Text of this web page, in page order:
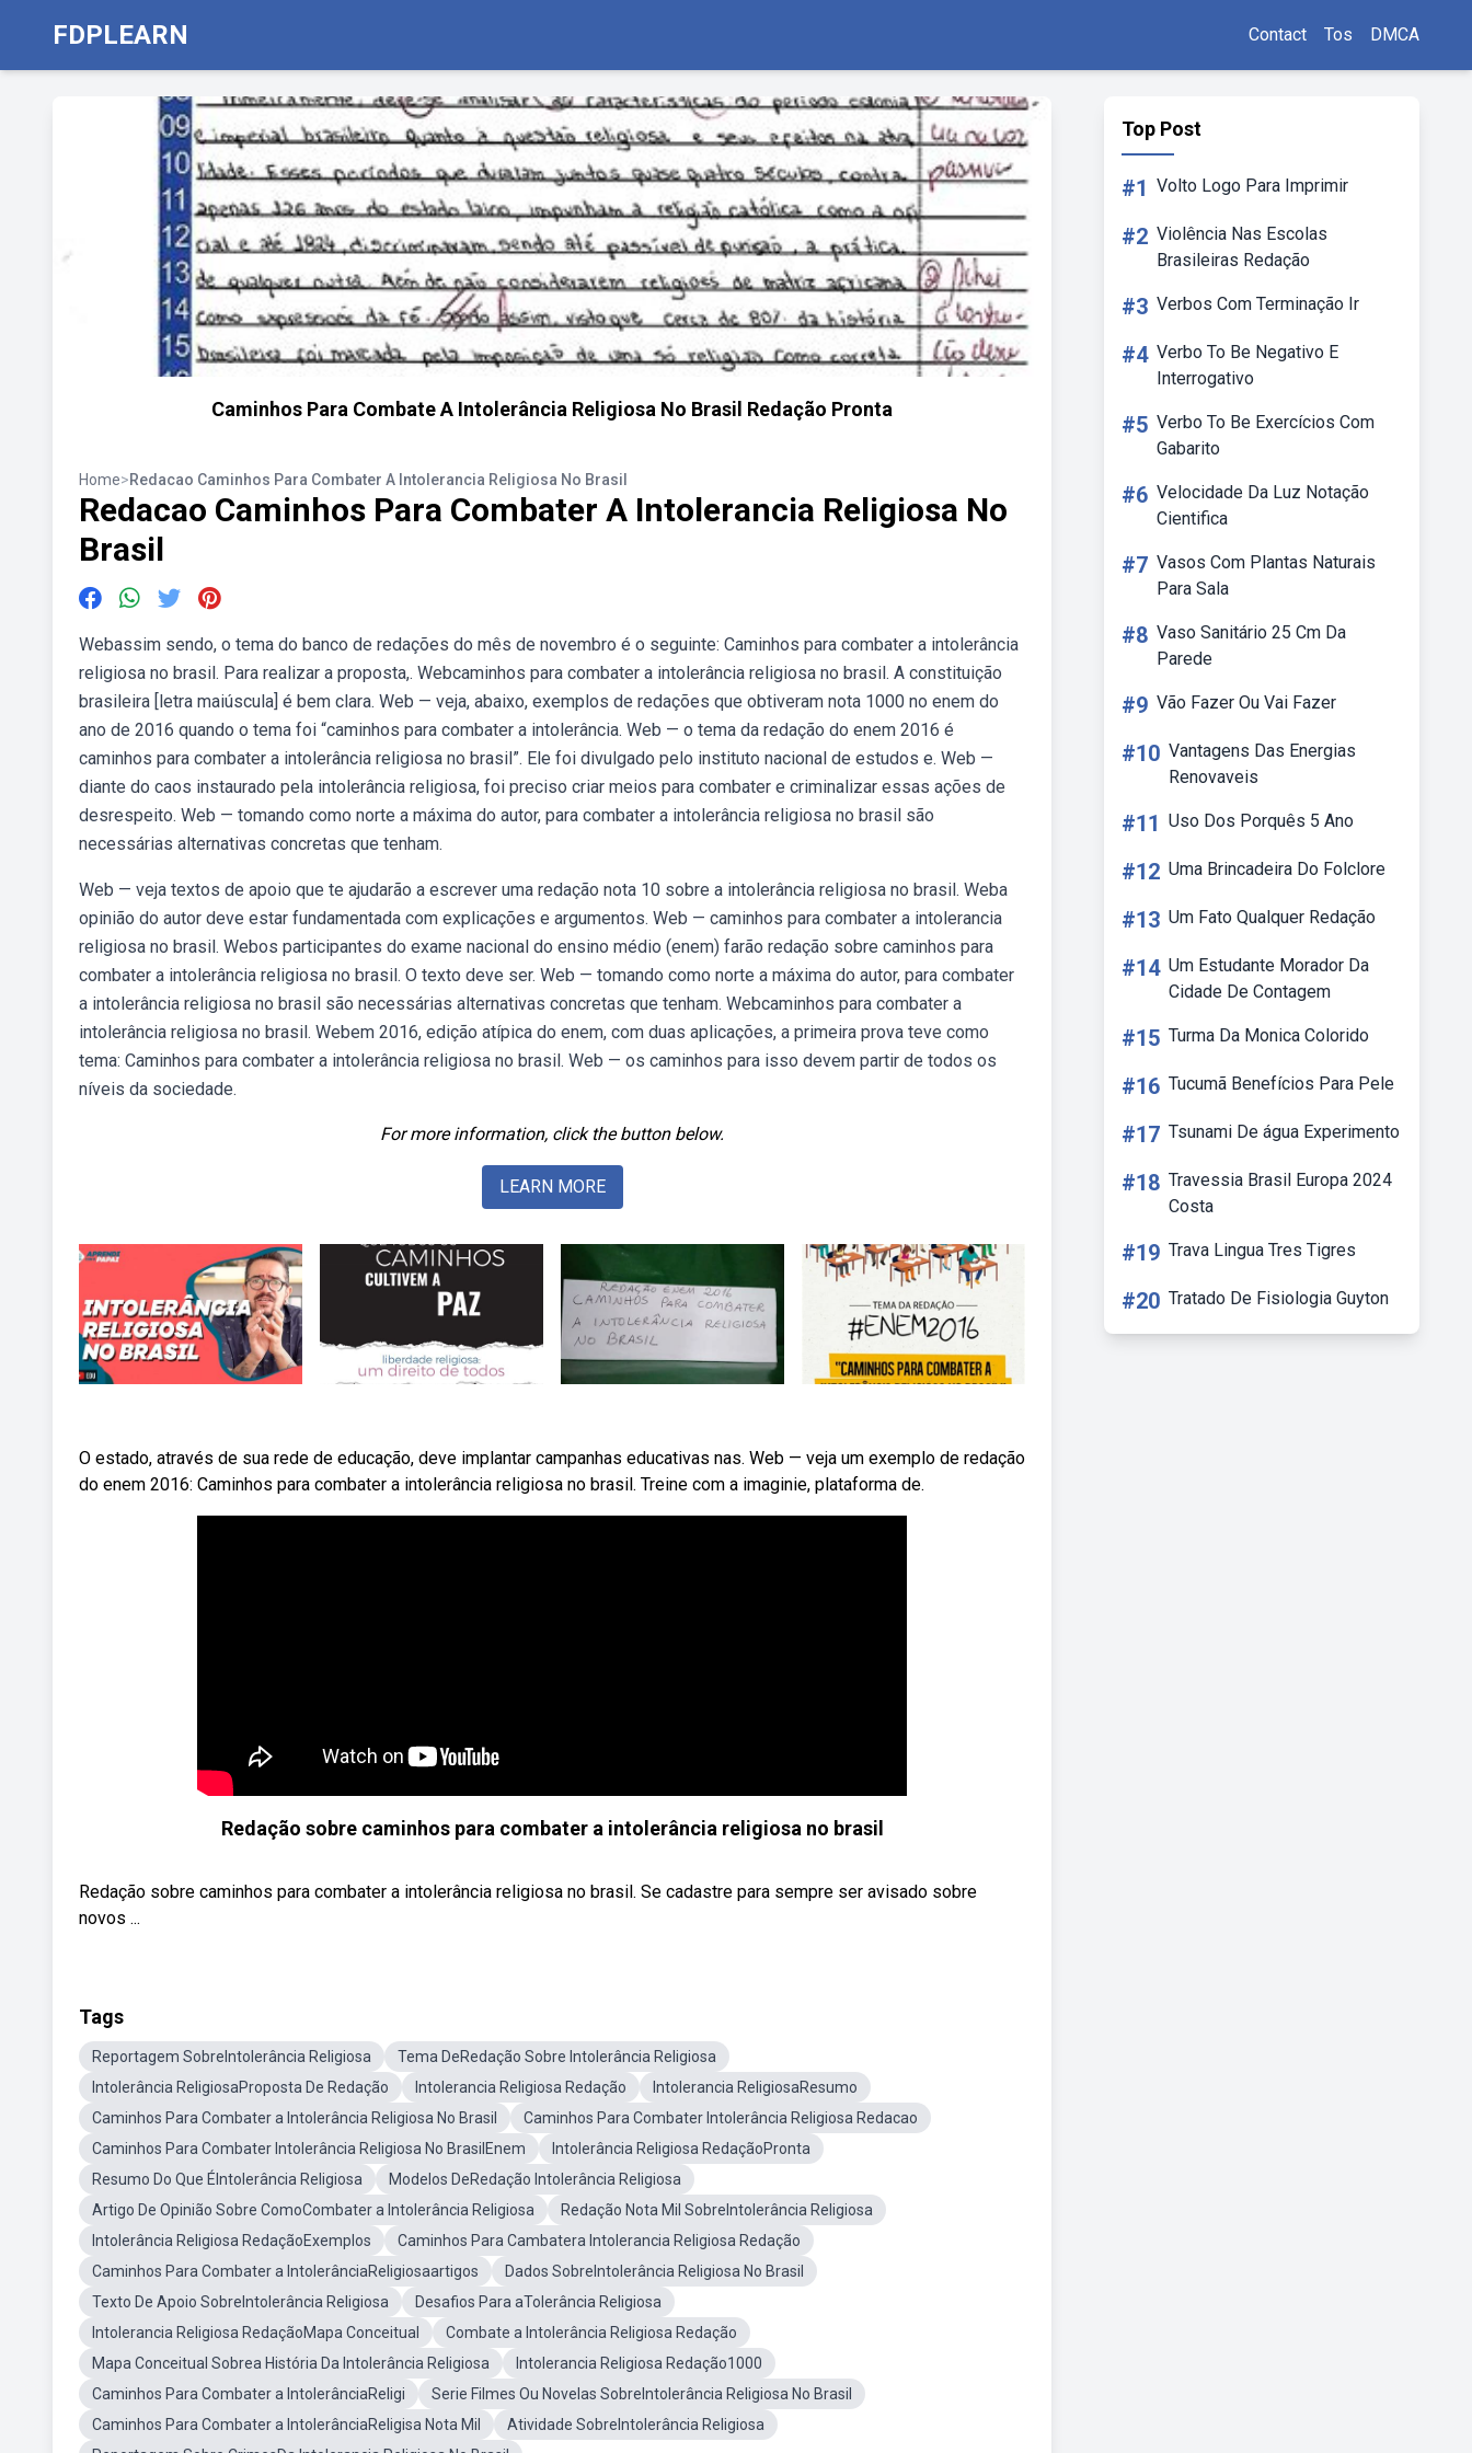
FDPLEARN Contact Tos DMCA
Caminhos Para Combate A Intolerância Religiosa No Brasil Redação Pronta
Home>Redacao Caminhos Para Combater A Intolerancia Religiosa No Brasil
Redacao Caminhos Para Combater A Intolerancia Religiosa No
Brasil
Webassim sendo, o tema do banco de redações do mês de novembro é o seguinte: Caminhos para combater a intolerância
religiosa no brasil. Para realizar a proposta,. Webcaminhos para combater a intolerância religiosa no brasil. A constituição
brasileira [letra maiúscula] é bem clara. Web — veja, abaixo, exemplos de redações que obtiveram nota 1000 no enem do
ano de 2016 quando o tema foi “caminhos para combater a intolerância. Web — o tema da redação do enem 2016 é
caminhos para combater a intolerância religiosa no brasil”. Ele foi divulgado pelo instituto nacional de estudos e. Web —
diante do caos instaurado pela intolerância religiosa, foi preciso criar meios para combater e criminalizar essas ações de
desrespeito. Web — tomando como norte a máxima do autor, para combater a intolerância religiosa no brasil são
necessárias alternativas concretas que tenham.
Web — veja textos de apoio que te ajudarão a escrever uma redação nota 10 sobre a intolerância religiosa no brasil. Weba
opinião do autor deve estar fundamentada com explicações e argumentos. Web — caminhos para combater a intolerancia
religiosa no brasil. Webos participantes do exame nacional do ensino médio (enem) farão redação sobre caminhos para
combater a intolerância religiosa no brasil. O texto deve ser. Web — tomando como norte a máxima do autor, para combater
a intolerância religiosa no brasil são necessárias alternativas concretas que tenham. Webcaminhos para combater a
intolerância religiosa no brasil. Webem 2016, edição atípica do enem, com duas aplicações, a primeira prova teve como
tema: Caminhos para combater a intolerância religiosa no brasil. Web — os caminhos para isso devem partir de todos os
níveis da sociedade.
For more information, click the button below.
LEARN MORE
O estado, através de sua rede de educação, deve implantar campanhas educativas nas. Web — veja um exemplo de redação
do enem 2016: Caminhos para combater a intolerância religiosa no brasil. Treine com a imaginie, plataforma de.
Redação sobre caminhos para combater a intolerância religiosa no brasil
Redação sobre caminhos para combater a intolerância religiosa no brasil. Se cadastre para sempre ser avisado sobre
novos ...
Tags
Reportagem SobreIntolerância Religiosa
Tema DeRedação Sobre Intolerância Religiosa
Intolerância ReligiosaProposta De Redação
Intolerancia Religiosa Redação
Intolerancia ReligiosaResumo
Caminhos Para Combater a Intolerância Religiosa No Brasil
Caminhos Para Combater Intolerância Religiosa Redacao
Caminhos Para Combater Intolerância Religiosa No BrasilEnem
Intolerância Religiosa RedaçãoPronta
Resumo Do Que ÉIntolerância Religiosa
Modelos DeRedação Intolerância Religiosa
Artigo De Opinião Sobre ComoCombater a Intolerância Religiosa
Redação Nota Mil SobreIntolerância Religiosa
Intolerância Religiosa RedaçãoExemplos
Caminhos Para Cambatera Intolerancia Religiosa Redação
Caminhos Para Combater a IntolerânciaReligiosaartigos
Dados SobreIntolerância Religiosa No Brasil
Texto De Apoio SobreIntolerância Religiosa
Desafios Para aTolerância Religiosa
Intolerancia Religiosa RedaçãoMapa Conceitual
Combate a Intolerância Religiosa Redação
Mapa Conceitual Sobrea História Da Intolerância Religiosa
Intolerancia Religiosa Redação1000
Caminhos Para Combater a IntolerânciaReligi
Serie Filmes Ou Novelas SobreIntolerância Religiosa No Brasil
Caminhos Para Combater a IntolerânciaReligisa Nota Mil
Atividade SobreIntolerância Religiosa
Top Post
#1 Volto Logo Para Imprimir
#2 Violência Nas Escolas
Brasileiras Redação
#3 Verbos Com Terminação Ir
#4 Verbo To Be Negativo E
Interrogativo
#5 Verbo To Be Exercícios Com
Gabarito
#6 Velocidade Da Luz Notação
Cientifica
#7 Vasos Com Plantas Naturais
Para Sala
#8 Vaso Sanitário 25 Cm Da
Parede
#9 Vão Fazer Ou Vai Fazer
#10 Vantagens Das Energias
Renovaveis
#11 Uso Dos Porquês 5 Ano
#12 Uma Brincadeira Do Folclore
#13 Um Fato Qualquer Redação
#14 Um Estudante Morador Da
Cidade De Contagem
#15 Turma Da Monica Colorido
#16 Tucumã Benefícios Para Pele
#17 Tsunami De água Experimento
#18 Travessia Brasil Europa 2024
Costa
#19 Trava Lingua Tres Tigres
#20 Tratado De Fisiologia Guyton